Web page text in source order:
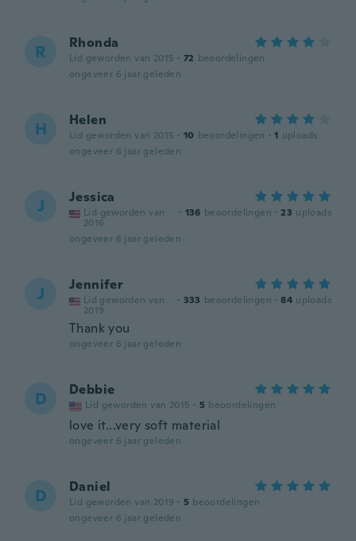
R Rhonda
Lid geworden van 2015 · 72 beoordelingen
ongeveer 6 jaar geleden
H Helen
Lid geworden van 2015 · 10 beoordelingen · 1 uploads
ongeveer 6 jaar geleden
J Jessica
Lid geworden van
2016
· 136 beoordelingen · 23 uploads
ongeveer 6 jaar geleden
J Jennifer
Lid geworden van
2019
· 333 beoordelingen · 84 uploads
Thank you
ongeveer 6 jaar geleden
D Debbie
Lid geworden van 2015 · 5 beoordelingen
love it...very soft material
ongeveer 6 jaar geleden
D Daniel
Lid geworden van 2019 · 5 beoordelingen
ongeveer 6 jaar geleden